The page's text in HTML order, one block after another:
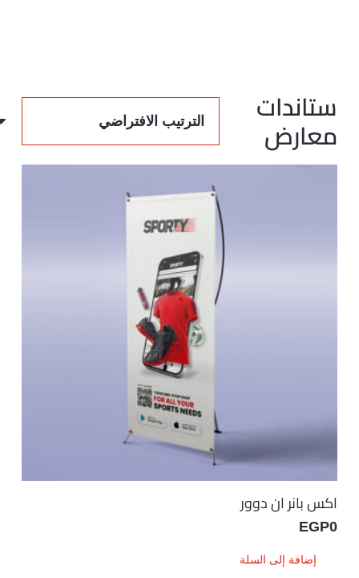
ستاندات
معارض
اكس بانر ان دوور
EGP0
إضافة إلى السلة